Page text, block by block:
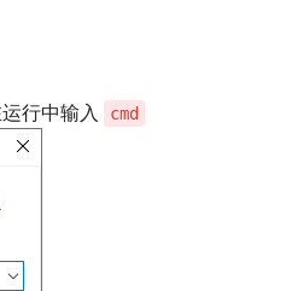
行中输入 cmd